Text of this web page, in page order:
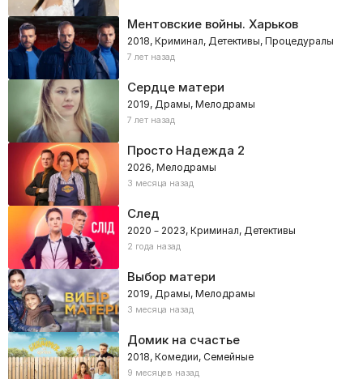
Ментовские войны. Харьков
2018, Криминал, Детективы, Процедуралы
7 лет назад
Сердце матери
2019, Драмы, Мелодрамы
7 лет назад
Просто Надежда 2
2026, Мелодрамы
3 месяца назад
След
2020 – 2023, Криминал, Детективы
2 года назад
Выбор матери
2019, Драмы, Мелодрамы
3 месяца назад
Домик на счастье
2018, Комедии, Семейные
9 месяцев назад